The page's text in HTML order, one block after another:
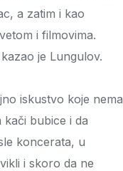
a zatim i kao
i filmovima.
je Lungulov.
iskustvo koje nema
kači bubice i da
koncerata, u
i skoro da ne